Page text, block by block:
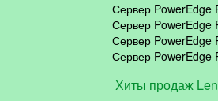
Сервер PowerEdge
Сервер PowerEdge
Сервер PowerEdge
Сервер PowerEdge
Хиты продаж